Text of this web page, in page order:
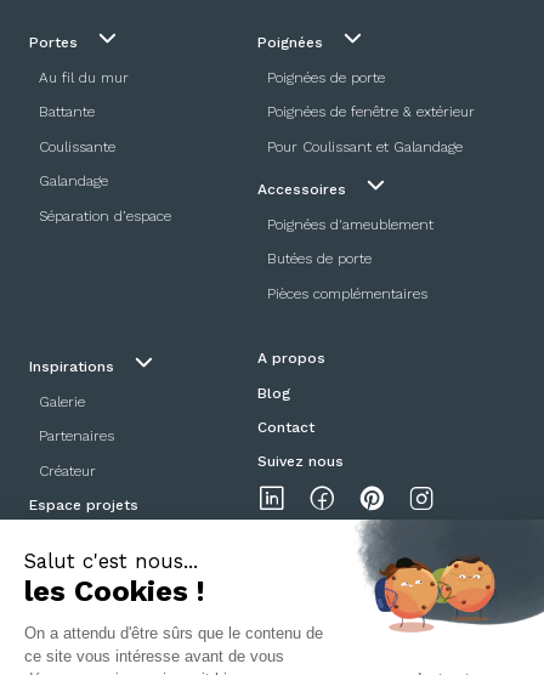
Portes
Au fil du mur
Battante
Coulissante
Galandage
Séparation d’espace
Poignées
Poignées de porte
Poignées de fenêtre & extérieur
Pour Coulissant et Galandage
Accessoires
Poignées d'ameublement
Butées de porte
Pièces complémentaires
Inspirations
Galerie
Partenaires
Créateur
Espace projets
A propos
Blog
Contact
Suivez nous
Mentions légalesPolitique de confidentialitéCGV